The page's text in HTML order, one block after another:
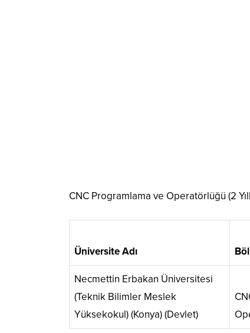
CNC Programlama ve Operatörlüğü (2
Üniversite Adı
Necmettin Erbakan Üniversitesi
(Teknik Bilimler Meslek
Yüksekokul) (Konya) (Devlet)